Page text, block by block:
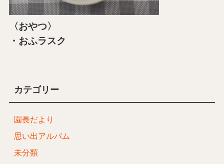
〈おやつ〉
・おふラスク
カテゴリー
園長だより
思い出アルバム
未分類